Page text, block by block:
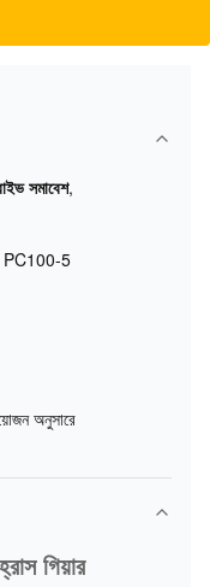
সমাবেশ,
5
অনুসারে
গিয়ার